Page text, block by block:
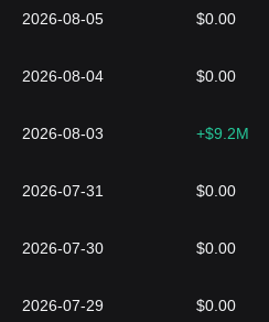
2026-08-05 $0.00
2026-08-04 $0.00
2026-08-03 +$9.2M
2026-07-31 $0.00
2026-07-30 $0.00
2026-07-29 $0.00